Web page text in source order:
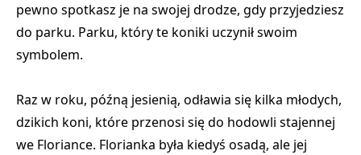
pewno spotkasz je na swojej drodze, gdy przyjedziesz
do parku. Parku, który te koniki uczynił swoim
symbolem.
Raz w roku, późną jesienią, odławia się kilka młodych,
dzikich koni, które przenosi się do hodowli stajennej
we Floriance. Florianka była kiedyś osadą, ale jej